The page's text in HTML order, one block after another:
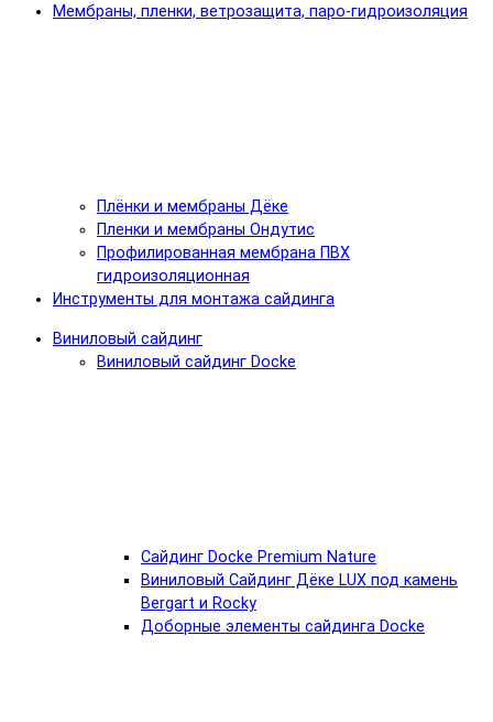
Мембраны, пленки, ветрозащита, паро-гидроизоляция
Плёнки и мембраны Дёке
Пленки и мембраны Ондутис
Профилированная мембрана ПВХ
гидроизоляционная
Инструменты для монтажа сайдинга
Виниловый сайдинг
Виниловый сайдинг Docke
Cайдинг Docke Premium Nature
Виниловый Сайдинг Дёке LUX под камень
Bergart и Rocky
Доборные элементы сайдинга Docke